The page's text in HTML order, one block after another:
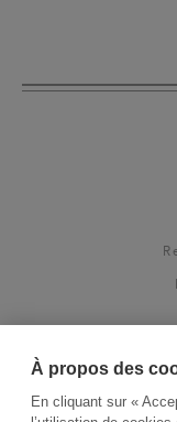
À propos des
En cliquant sur «